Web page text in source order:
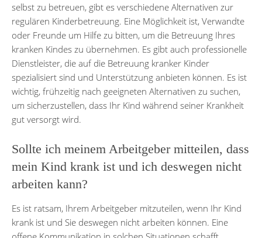
selbst zu betreuen, gibt es verschiedene Alternativen zur
regulären Kinderbetreuung. Eine Möglichkeit ist, Verwandte
oder Freunde um Hilfe zu bitten, um die Betreuung Ihres
kranken Kindes zu übernehmen. Es gibt auch professionelle
Dienstleister, die auf die Betreuung kranker Kinder
spezialisiert sind und Unterstützung anbieten können. Es ist
wichtig, frühzeitig nach geeigneten Alternativen zu suchen,
um sicherzustellen, dass Ihr Kind während seiner Krankheit
gut versorgt wird.
Sollte ich meinem Arbeitgeber mitteilen, dass
mein Kind krank ist und ich deswegen nicht
arbeiten kann?
Es ist ratsam, Ihrem Arbeitgeber mitzuteilen, wenn Ihr Kind
krank ist und Sie deswegen nicht arbeiten können. Eine